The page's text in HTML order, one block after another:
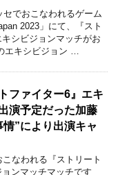
でおこなわれるゲーム
2023」にて、『スト
シビジョンマッチがお
エキシビジョン …
ファイター6』エキ
演予定だった加藤
”により出演キャ
なわれる『ストリート
ンマッチマッチです